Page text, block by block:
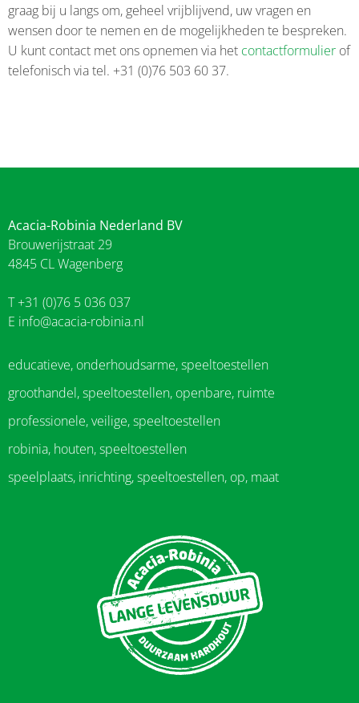
graag bij u langs om, geheel vrijblijvend, uw vragen en
wensen door te nemen en de mogelijkheden te bespreken.
U kunt contact met ons opnemen via het contactformulier of
telefonisch via tel. +31 (0)76 503 60 37.
Acacia-Robinia Nederland BV
Brouwerijstraat 29
4845 CL Wagenberg
T +31 (0)76 5 036 037
E info@acacia-robinia.nl
educatieve, onderhoudsarme, speeltoestellen
groothandel, speeltoestellen, openbare, ruimte
professionele, veilige, speeltoestellen
robinia, houten, speeltoestellen
speelplaats, inrichting, speeltoestellen, op, maat